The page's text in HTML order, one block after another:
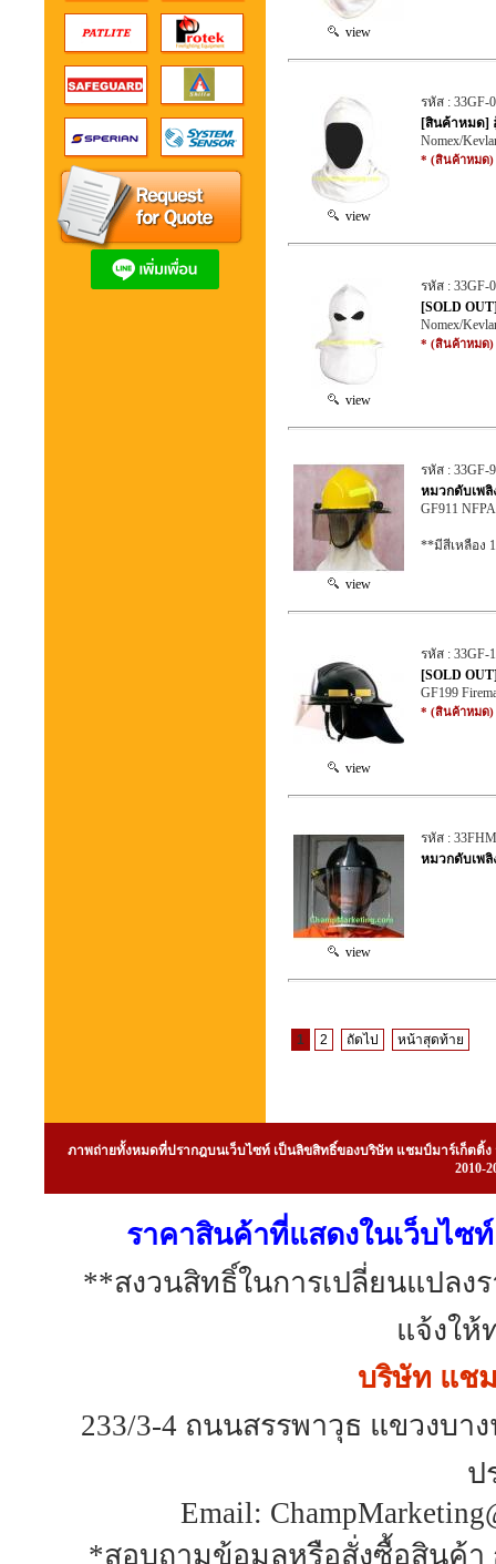
view
view
รหัส : 33GF-
[สินค้าหมด]
Nomex/
* (สินค้าหมด)
view
รหัส : 33GF-
[SOLD
Nomex/
* (สินค้าหมด)
view
รหัส : 33GF-
หมวกดับเพลิ
GF911
**มีสีเหลือง
view
รหัส : 33GF-
[SOLD
GF199
* (สินค้าหมด)
view
รหัส :
หมวกดับเพลิ
1 2 ถัดไป หน้าสุดท้าย
ภาพถ่ายทั้งหมดที่ปรากฎบนเว็บไซท์ เป็นลิขสิทธิ์ของบริษัท แชมป์มาร์เก็ต
2010-
ราคาสินค้าที่แสดงในเว็บไซ
**สงวนสิทธิ์ในการเปลี่ยนแปล
แจ้งให้
บริษัท แช
233/3-4 ถนนสรรพาวุธ แขวงบา
ป
Email:
*สอบถามข้อมูลหรือสั่งซื้อสินค้า